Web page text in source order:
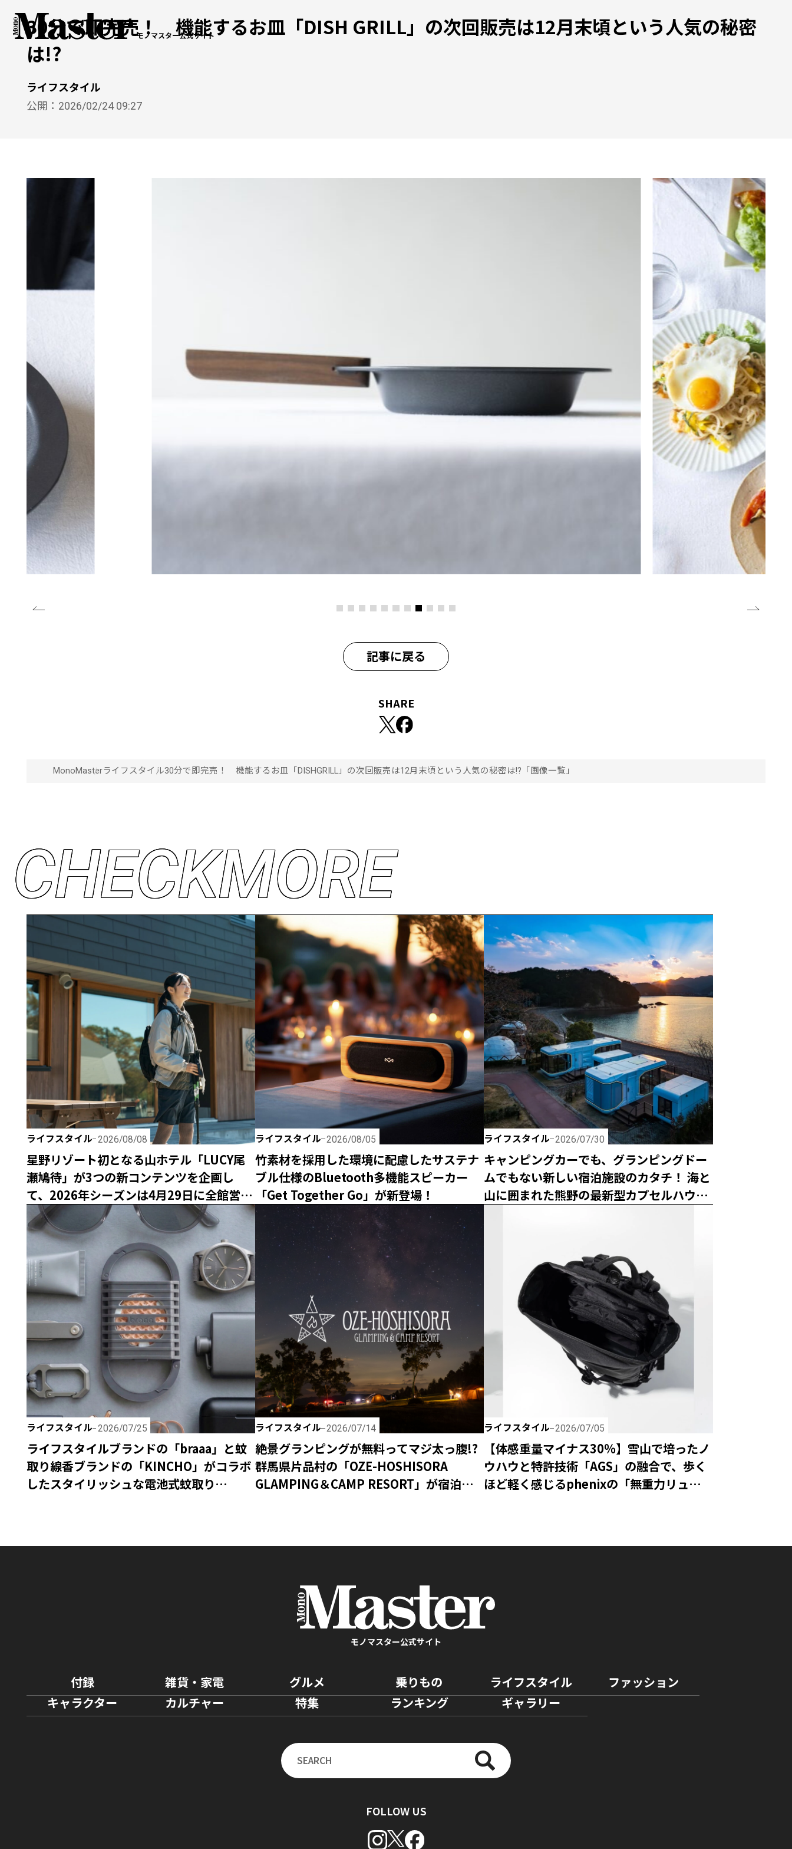
モノマスター公式サイト
30分で即完売！ 機能するお皿「DISH GRILL」の次回販売は12月末頃という人気の秘密
は!?
ライフスタイル
公開： 2026/02/24 09:27
記事に戻る
SHARE
MonoMasterライフスタイル30分で即完売！ 機能するお皿「DISHGRILL」の次回販売は12月末頃という人気の秘密は!?「画像一覧」
CHECKMORE
ライフスタイル 2026/08/08
星野リゾート初となる山ホテル「LUCY尾
瀬鳩待」が3つの新コンテンツを企画し
て、2026年シーズンは4月29日に全館営業
開始！
ライフスタイル 2026/08/05
竹素材を採用した環境に配慮したサステナ
ブル仕様のBluetooth多機能スピーカー
「Get Together Go」が新登場！
ライフスタイル 2026/07/30
キャンピングカーでも、グランピングドー
ムでもない新しい宿泊施設のカタチ！ 海と
山に囲まれた熊野の最新型カプセルハウス
ライフスタイル 2026/07/25
ライフスタイルブランドの「braaa」と蚊
取り線香ブランドの「KINCHO」がコラボ
したスタイリッシュな電池式蚊取り
ライフスタイル 2026/07/14
絶景グランピングが無料ってマジ太っ腹!?
群馬県片品村の「OZE-HOSHISORA
GLAMPING＆CAMP RESORT」が宿泊料
ライフスタイル 2026/07/05
【体感重量マイナス30％】雪山で培ったノ
ウハウと特許技術「AGS」の融合で、歩く
ほど軽く感じるphenixの「無重力リュッ
モノマスター公式サイト
付録 雑貨・家電 グルメ 乗りもの ライフスタイル
ファッション
キャラクター
カルチャー 特集 ランキング ギャラリー
FOLLOW US